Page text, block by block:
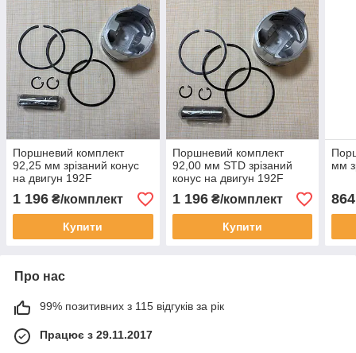
Поршневий комплект
92,25 мм зрізаний конус
на двигун 192F
1 196 ₴/комплект
Купити
Поршневий комплект
92,00 мм STD зрізаний
конус на двигун 192F
1 196₴/комплект
Купити
мм
864
Про нас
99% позитивних з 115 відгуків за рік
Працює з 29.11.2017